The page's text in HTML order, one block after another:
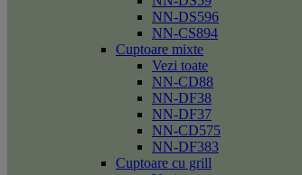
NN-DS596
NN-CS894
Cuptoare mixte
Vezi toate
NN-CD88
NN-DF38
NN-DF37
NN-CD575
NN-DF383
Cuptoare cu grill